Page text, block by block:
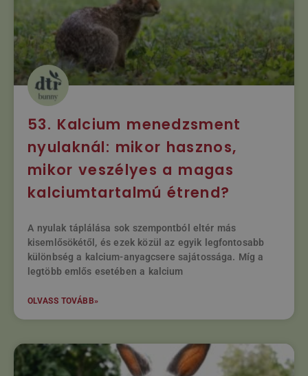
53. Kalcium menedzsment
nyulaknál: mikor hasznos,
mikor veszélyes a magas
kalciumtartalmú étrend?
A nyulak táplálása sok szempontból eltér más
kisemlősökétől, és ezek közül az egyik legfontosabb
különbség a kalcium-anyagcsere sajátossága. Míg a
legtöbb emlős esetében a kalcium
OLVASS TOVÁBB»